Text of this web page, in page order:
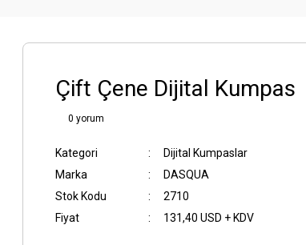
Çift Çene Dijital Kumpas
0 yorum
Kategori
Dijital Kumpaslar
Marka
DASQUA
Stok Kodu
2710
Fiyat
131,40 USD + KDV